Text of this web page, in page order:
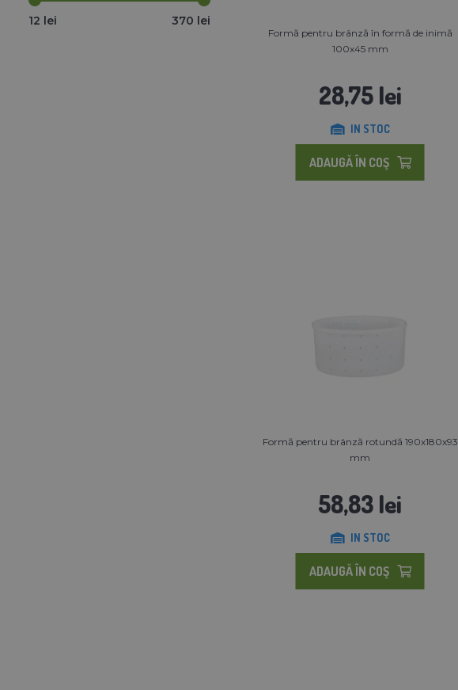
12 lei 370 lei
Formă pentru brânză în formă de inimă
100x45 mm
28,75 lei
IN STOC
ADAUGĂ ÎN COŞ
Formă pentru brânză rotundă 190x180x93
mm
58,83 lei
IN STOC
ADAUGĂ ÎN COŞ